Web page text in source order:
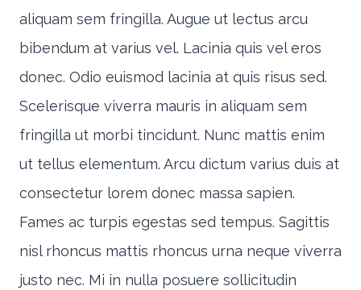
aliquam sem fringilla. Augue ut lectus arcu
bibendum at varius vel. Lacinia quis vel eros
donec. Odio euismod lacinia at quis risus sed.
Scelerisque viverra mauris in aliquam sem
fringilla ut morbi tincidunt. Nunc mattis enim
ut tellus elementum. Arcu dictum varius duis at
consectetur lorem donec massa sapien.
Fames ac turpis egestas sed tempus. Sagittis
nisl rhoncus mattis rhoncus urna neque viverra
justo nec. Mi in nulla posuere sollicitudin